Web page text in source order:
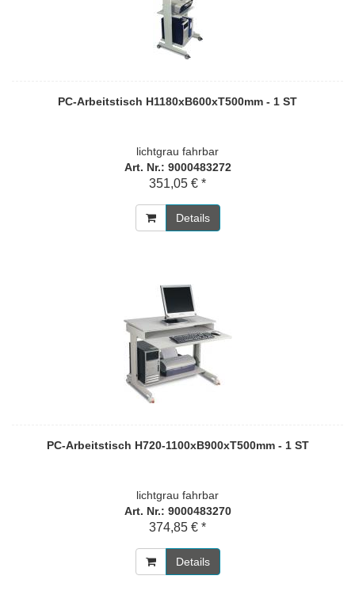
PC-Arbeitstisch H1180xB600xT500mm - 1 ST
lichtgrau fahrbar
Art. Nr.: 9000483272
351,05 € *
Details
PC-Arbeitstisch H720-1100xB900xT500mm - 1 ST
lichtgrau fahrbar
Art. Nr.: 9000483270
374,85 € *
Details